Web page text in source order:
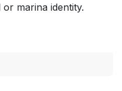
marina identity.